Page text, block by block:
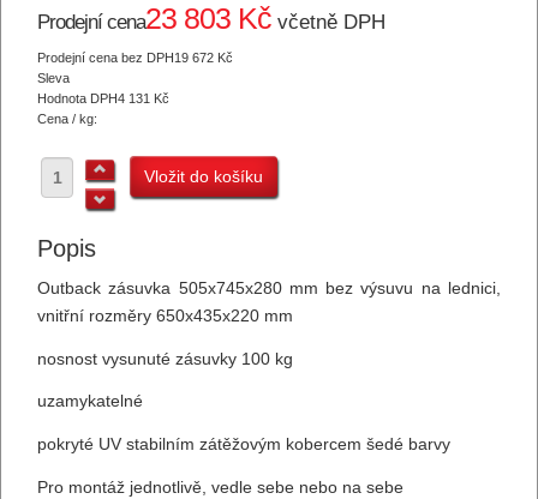
Prodejní cena23 803 Kč včetně DPH
Prodejní cena bez DPH19 672 Kč
Sleva
Hodnota DPH4 131 Kč
Cena / kg:
Popis
Outback zásuvka 505x745x280 mm bez výsuvu na lednici,
vnitřní rozměry 650x435x220 mm
nosnost vysunuté zásuvky 100 kg
uzamykatelné
pokryté UV stabilním zátěžovým kobercem šedé barvy
Pro montáž jednotlivě, vedle sebe nebo na sebe